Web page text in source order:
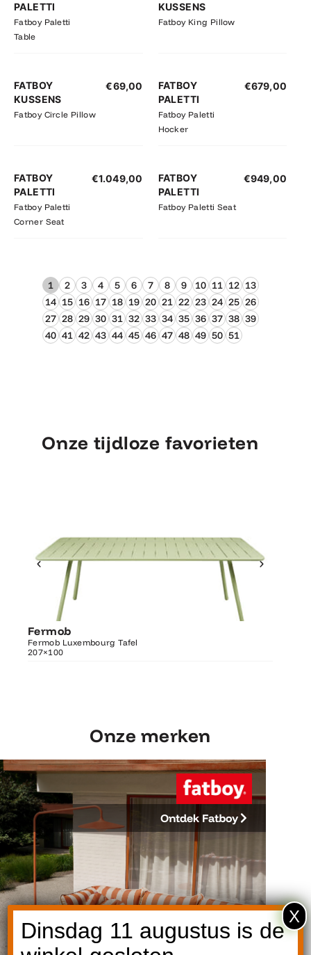
PALETTI
Fatboy Paletti
Table
KUSSENS
Fatboy King Pillow
FATBOY
KUSSENS
Fatboy Circle Pillow
€69,00
FATBOY
PALETTI
Fatboy Paletti
Hocker
€679,00
FATBOY
PALETTI
Fatboy Paletti
Corner Seat
€1.049,00
FATBOY
PALETTI
Fatboy Paletti Seat
€949,00
1 2 3 4 5 6 7 8 9 10 11 12 13
14 15 16 17 18 19 20 21 22 23 24 25 26
27 28 29 30 31 32 33 34 35 36 37 38 39
40 41 42 43 44 45 46 47 48 49 50 51
Onze tijdloze favorieten
Fermob
Fermob Luxembourg Tafel
207×100
207×100
Onze merken
Ontdek Fatboy
Dinsdag 11 augustus is de
X